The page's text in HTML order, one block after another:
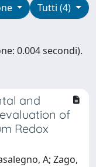
Tutti (4)
0.004 secondi).
and
of
Redox
A; Zago,